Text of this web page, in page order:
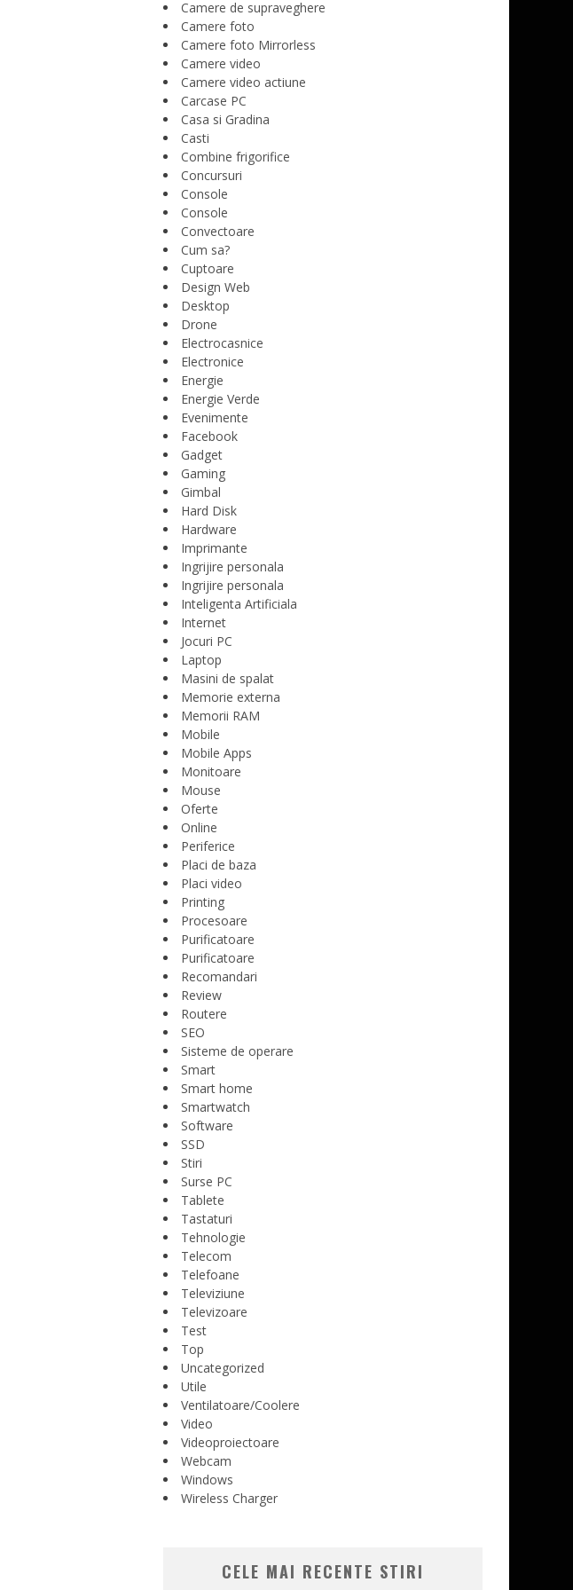
Camere de supraveghere
Camere foto
Camere foto Mirrorless
Camere video
Camere video actiune
Carcase PC
Casa si Gradina
Casti
Combine frigorifice
Concursuri
Console
Console
Convectoare
Cum sa?
Cuptoare
Design Web
Desktop
Drone
Electrocasnice
Electronice
Energie
Energie Verde
Evenimente
Facebook
Gadget
Gaming
Gimbal
Hard Disk
Hardware
Imprimante
Ingrijire personala
Ingrijire personala
Inteligenta Artificiala
Internet
Jocuri PC
Laptop
Masini de spalat
Memorie externa
Memorii RAM
Mobile
Mobile Apps
Monitoare
Mouse
Oferte
Online
Periferice
Placi de baza
Placi video
Printing
Procesoare
Purificatoare
Purificatoare
Recomandari
Review
Routere
SEO
Sisteme de operare
Smart
Smart home
Smartwatch
Software
SSD
Stiri
Surse PC
Tablete
Tastaturi
Tehnologie
Telecom
Telefoane
Televiziune
Televizoare
Test
Top
Uncategorized
Utile
Ventilatoare/Coolere
Video
Videoproiectoare
Webcam
Windows
Wireless Charger
CELE MAI RECENTE STIRI